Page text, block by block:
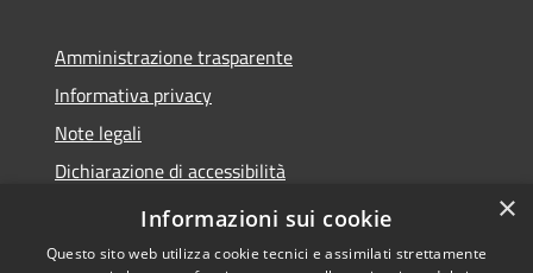
Amministrazione trasparente
Informativa privacy
Note legali
Dichiarazione di accessibilità
Moduli Privacy Amministrazione trasparente
×
Informazioni sui cookie
Questo sito web utilizza cookie tecnici e assimilati strettamente